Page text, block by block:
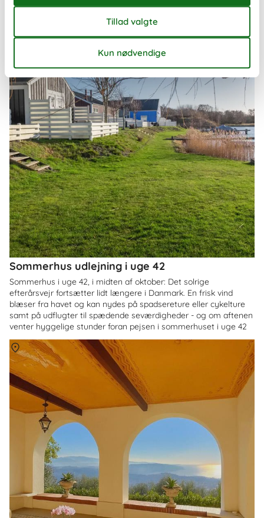
Sommerhus udlejning i uge 42
Sommerhus i uge 42, i midten af oktober: Det solrige
efterårsvejr fortsætter lidt længere i Danmark. En frisk vind
blæser fra havet og kan nydes på spadsereture eller cykelture
samt på udflugter til spædende seværdigheder - og om aftenen
venter hyggelige stunder foran pejsen i sommerhuset i uge 42
OmDen Italienske Riviera